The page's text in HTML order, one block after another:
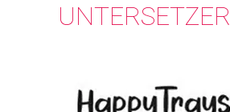
UNTERSETZER